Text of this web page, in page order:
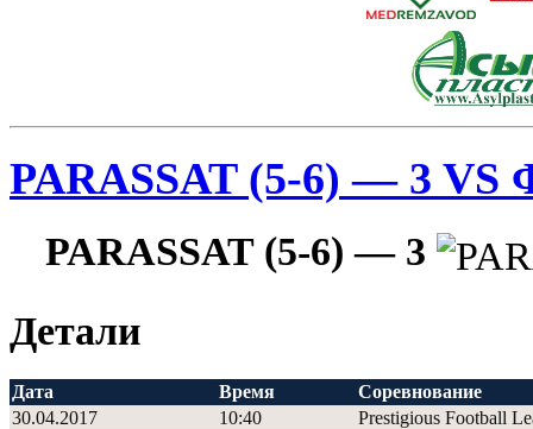
PARASSAT (5-6) — 3 VS
PARASSAT (5-6) — 3
Детали
Дата Время
Соревнование
30.04.2017
10:40 Prestigious Football